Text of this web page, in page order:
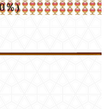
％)